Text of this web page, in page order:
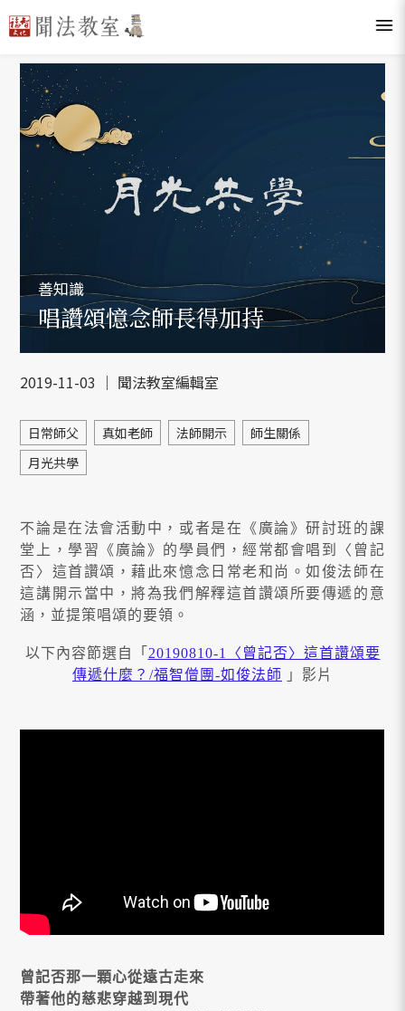
善知識
唱讚頌憶念師長得加持
2019-11-03 ｜ 聞法教室編輯室
日常師父 真如老師 法師開示
師生關係
月光共學
不論是在法會活動中，或者是在《廣論》研討班的課
堂上，學習《廣論》的學員們，經常都會唱到〈曾記
否〉這首讚頌，藉此來憶念日常老和尚。如俊法師在
這講開示當中，將為我們解釋這首讚頌所要傳遞的意
涵，並提策唱頌的要領。
以下內容節選自「 20190810-1〈曾記否〉這首讚頌要
傳遞什麼？/福智僧團-如俊法師
」影片
曾記否那一顆心從遠古走來
帶著他的慈悲穿越到現代